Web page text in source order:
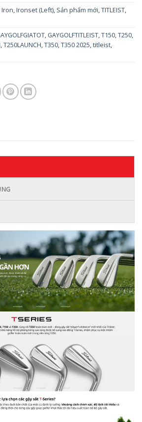
Iron,Ironset (Left), Sản phẩm mới,TITLEIST,
, GAYGOLFTITLEIST,T150,T250,
,T250LAUNCH,T350,T350 2025,titleist,